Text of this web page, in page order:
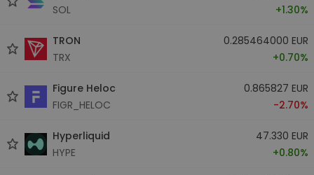
SOL
+1.30%
TRON
TRX
0.285464000 EUR
+0.70%
Figure Heloc
FIGR_HELOC
0.865827 EUR
-2.70%
Hyperliquid
HYPE
47.330 EUR
+0.80%